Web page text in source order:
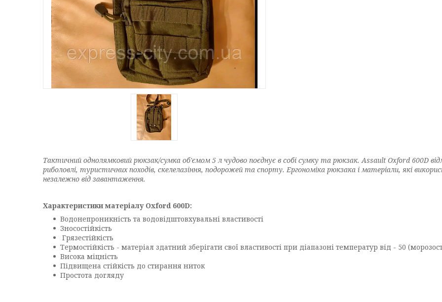
Тактичний однолямковий рюкзак/сумка об'ємом 5 л чудово поєднує в собі сумку та рюкзак. Assault Oxford 600D
риболовлі, туристичних походів, скелелазіння, подорожей та спорту. Ергономіка рюкзака і матеріали, які
незалежно від завантаження.
Характеристики матеріалу Oxford 600D:
Водонепроникність та водовідштовхувальні властивості
Зносостійкість
Грязестійкість
Термостійкість - матеріал здатний зберігати свої властивості при діапазоні температур від - 50
Висока міцність
Підвищена стійкість до стирання ниток
Простота догляду